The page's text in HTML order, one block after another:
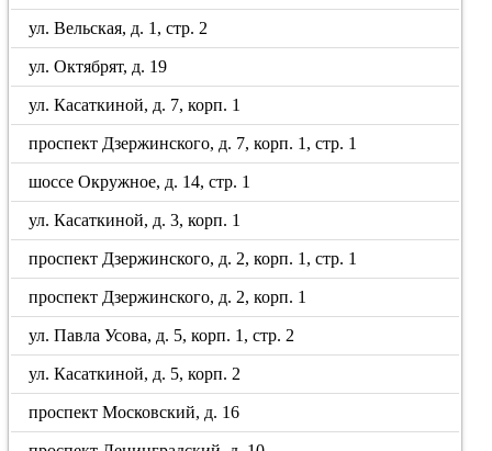
ул. Вельская, д. 1, стр. 2
ул. Октябрят, д. 19
ул. Касаткиной, д. 7, корп. 1
проспект Дзержинского, д. 7, корп. 1, стр. 1
шоссе Окружное, д. 14, стр. 1
ул. Касаткиной, д. 3, корп. 1
проспект Дзержинского, д. 2, корп. 1, стр. 1
проспект Дзержинского, д. 2, корп. 1
ул. Павла Усова, д. 5, корп. 1, стр. 2
ул. Касаткиной, д. 5, корп. 2
проспект Московский, д. 16